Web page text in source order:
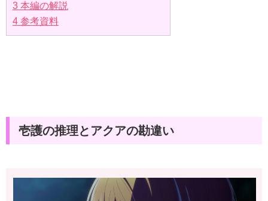
3 本編の解説
4 参考資料
壱護の推理とアクアの勘違い